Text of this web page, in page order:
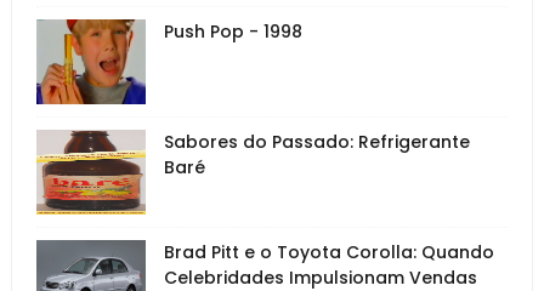
Push Pop - 1998
Sabores do Passado: Refrigerante
Baré
Brad Pitt e o Toyota Corolla: Quando
Celebridades Impulsionam Vendas